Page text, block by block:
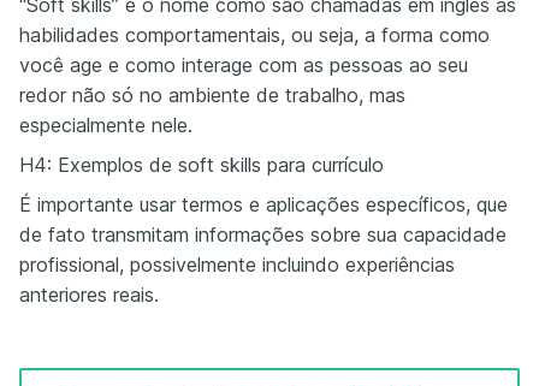
“Soft skills” é o nome como são chamadas em inglês as
habilidades comportamentais, ou seja, a forma como
você age e como interage com as pessoas ao seu
redor não só no ambiente de trabalho, mas
especialmente nele.
H4: Exemplos de soft skills para currículo
É importante usar termos e aplicações específicos, que
de fato transmitam informações sobre sua capacidade
profissional, possivelmente incluindo experiências
anteriores reais.